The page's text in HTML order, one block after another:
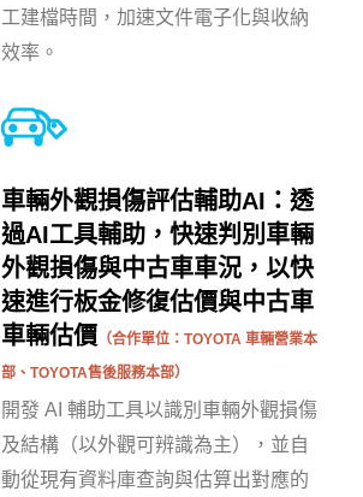
工建檔時間，加速文件電子化與收納
效率。
車輛外觀損傷評估輔助AI：透
過AI工具輔助 ， 快速判別車輛
外觀損傷與中古車車況，以快
速進行板金修復估價與中古車
車輛估價 （合作單位： TOYOTA 車輛營業本
部、TOYOTA售後服務本部）
開發 AI 輔助工具以識別車輛外觀損傷
及結構（以外觀可辨識為主），並自
動從現有資料庫查詢與估算出對應的